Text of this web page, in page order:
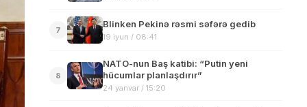
7
Blinken Pekinə rəsmi səfərə gedib
19 iyun / 08:41
8
NATO-nun Baş katibi: “Putin yeni
hücumlar planlaşdırır”
24 yanvar / 15:20